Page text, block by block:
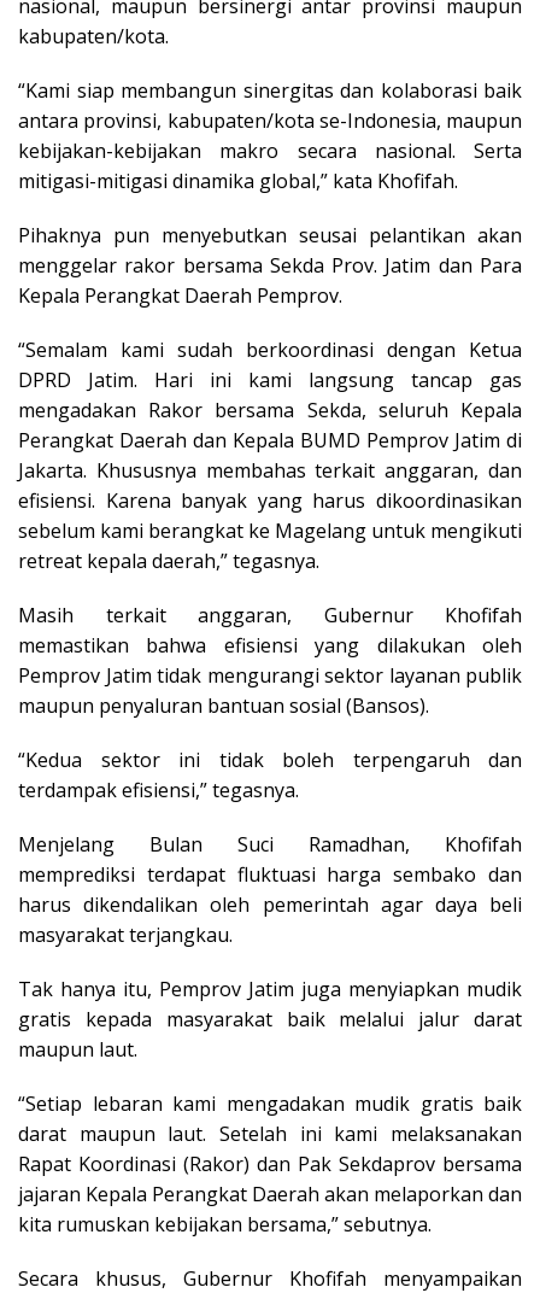
nasional, maupun bersinergi antar provinsi maupun
kabupaten/kota.
“Kami siap membangun sinergitas dan kolaborasi baik
antara provinsi, kabupaten/kota se-Indonesia, maupun
kebijakan-kebijakan makro secara nasional. Serta
mitigasi-mitigasi dinamika global,” kata Khofifah.
Pihaknya pun menyebutkan seusai pelantikan akan
menggelar rakor bersama Sekda Prov. Jatim dan Para
Kepala Perangkat Daerah Pemprov.
“Semalam kami sudah berkoordinasi dengan Ketua
DPRD Jatim. Hari ini kami langsung tancap gas
mengadakan Rakor bersama Sekda, seluruh Kepala
Perangkat Daerah dan Kepala BUMD Pemprov Jatim di
Jakarta. Khususnya membahas terkait anggaran, dan
efisiensi. Karena banyak yang harus dikoordinasikan
sebelum kami berangkat ke Magelang untuk mengikuti
retreat kepala daerah,” tegasnya.
Masih terkait anggaran, Gubernur Khofifah
memastikan bahwa efisiensi yang dilakukan oleh
Pemprov Jatim tidak mengurangi sektor layanan publik
maupun penyaluran bantuan sosial (Bansos).
“Kedua sektor ini tidak boleh terpengaruh dan
terdampak efisiensi,” tegasnya.
Menjelang Bulan Suci Ramadhan, Khofifah
memprediksi terdapat fluktuasi harga sembako dan
harus dikendalikan oleh pemerintah agar daya beli
masyarakat terjangkau.
Tak hanya itu, Pemprov Jatim juga menyiapkan mudik
gratis kepada masyarakat baik melalui jalur darat
maupun laut.
“Setiap lebaran kami mengadakan mudik gratis baik
darat maupun laut. Setelah ini kami melaksanakan
Rapat Koordinasi (Rakor) dan Pak Sekdaprov bersama
jajaran Kepala Perangkat Daerah akan melaporkan dan
kita rumuskan kebijakan bersama,” sebutnya.
Secara khusus, Gubernur Khofifah menyampaikan